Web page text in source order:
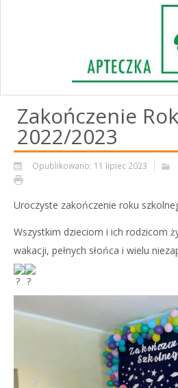
Zakończenie
2022/2023
Opublikowano: 11 lipiec 2023
Uroczyste zakończenie roku
Wszystkim dzieciom i ich rodzicom
wakacji, pełnych słońca i wielu